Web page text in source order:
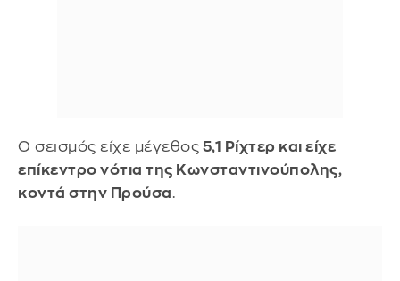
Ο σεισμός είχε μέγεθος 5,1 Ρίχτερ και είχε
επίκεντρο νότια της Κωνσταντινούπολης,
κοντά στην Προύσα.